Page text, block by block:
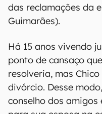
das reclamações da
Guimarães).
Há 15 anos vivendo
ponto de cansaço
resolveria, mas
divórcio. Desse
conselho dos